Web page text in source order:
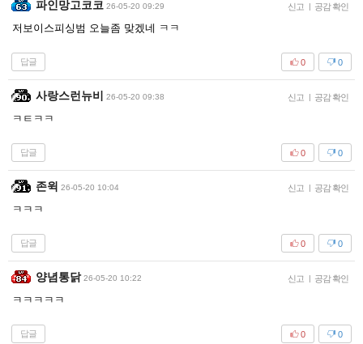
파인망고코코 26-05-20 09:29 신고 | 공감 확인
저보이스피싱범 오늘좀 맞겠네 ㅋㅋ
답글 0
0
사랑스런뉴비 26-05-20 09:38 신고 | 공감 확인
ㅋㅌㅋㅋ
답글 0
0
존윅 26-05-20 10:04 신고 | 공감 확인
ㅋㅋㅋ
답글 0
0
양념통닭 26-05-20 10:22 신고 | 공감 확인
ㅋㅋㅋㅋㅋ
답글 0
0